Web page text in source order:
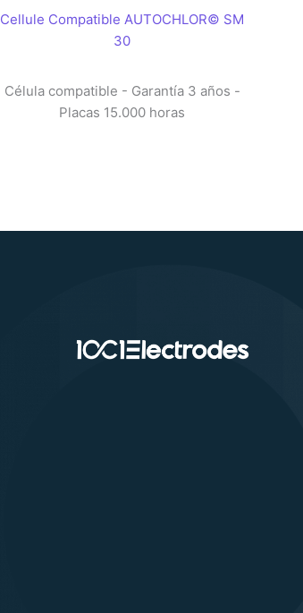
Cellule Compatible AUTOCHLOR© SM
30
Célula compatible - Garantía 3 años -
Placas 15.000 horas